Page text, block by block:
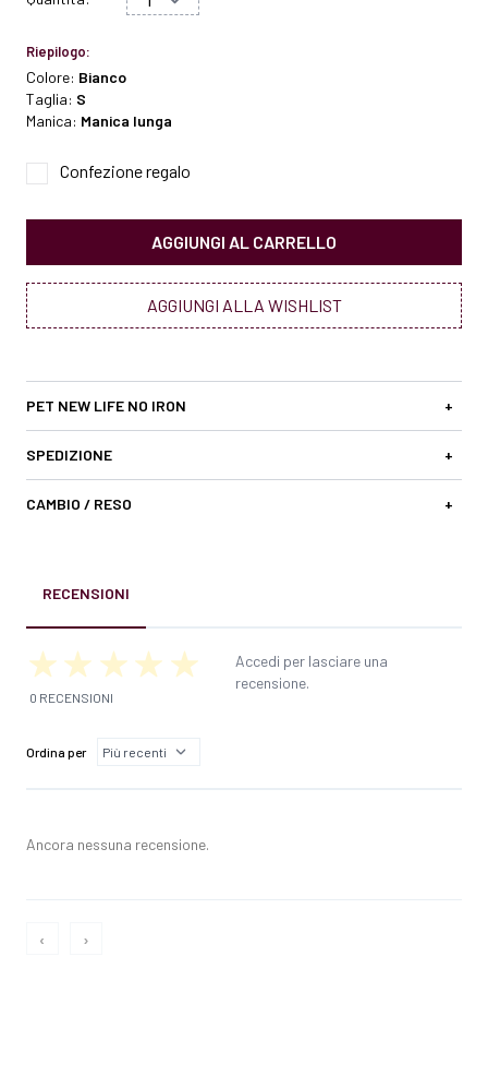
Riepilogo:
Colore: Bianco
Taglia: S
Manica: Manica lunga
Confezione regalo
AGGIUNGI AL CARRELLO
AGGIUNGI ALLA WISHLIST
PET NEW LIFE NO IRON +
SPEDIZIONE +
CAMBIO / RESO +
RECENSIONI
0 RECENSIONI
Accedi per lasciare una
recensione.
Ordina per
Ancora nessuna recensione.
‹ ›